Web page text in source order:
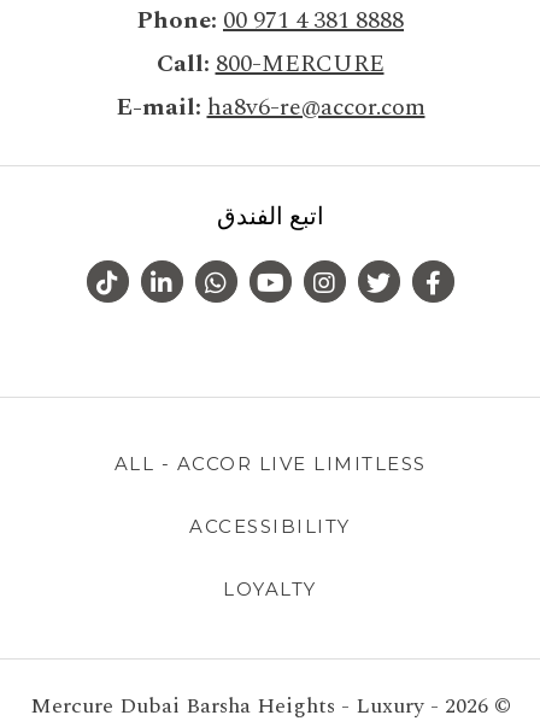
Phone 00 971 4 381 8888
Call 800-MERCURE
E-mail ha8v6-re@accor.com
اتبع الفندق
ALL - ACCOR LIVE LIMITLESS
ACCESSIBILITY
LOYALTY
© 2026 - Mercure Dubai Barsha Heights - Luxury